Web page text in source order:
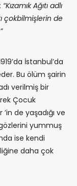
“Kızamık Ağıtı adlı
çokbilmişlerin de
İstanbul’da
Bu ölüm şairin
verilmiş bir
Çocuk
de yaşadığı ve
yummuş
ise kendi
daha çok